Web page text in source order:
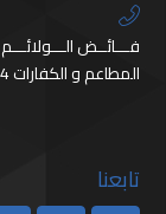
+966550785922 فـــائــض الـــولائـــم
+966507273114 المطاعم و الكفارات
تابعنا